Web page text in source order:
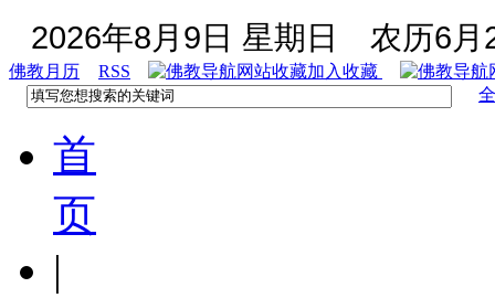
2026年8月9日 星期日 农历6月
佛教月历 RSS
加入收藏
首
页
|